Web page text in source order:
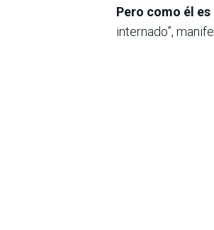
Pero como él
internado”,